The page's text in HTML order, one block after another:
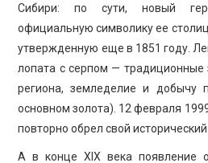
Сибири: по сути, новый
официальную символику ее
утвержденную еще в 1851 году.
лопата с серпом — традиционные
региона, земледелие и добычу
основном золота). 12 февраля
повторно обрел свой исторический
А в конце XIX века появление